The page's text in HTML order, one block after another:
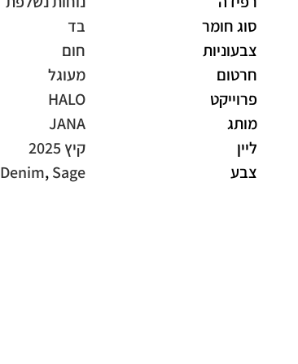
סוג חומר
בד
צבעוניות
חום
חרטום
מעוגל
פרוייקט
HALO
מותג
JANA
ליין
קיץ 2025
צבע
Denim,Sage